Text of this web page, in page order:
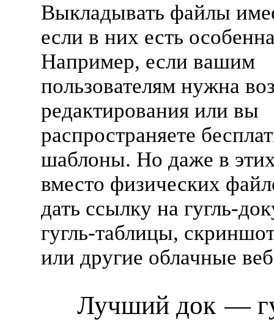
Выкладывать файлы
если в них есть
Например, если вашим
пользователям нужна
редактирования или вы
распространяете
шаблоны. Но даже в
вместо физических
дать ссылку на гугль-
гугль-таблицы,
или другие облачные
Лучший док —